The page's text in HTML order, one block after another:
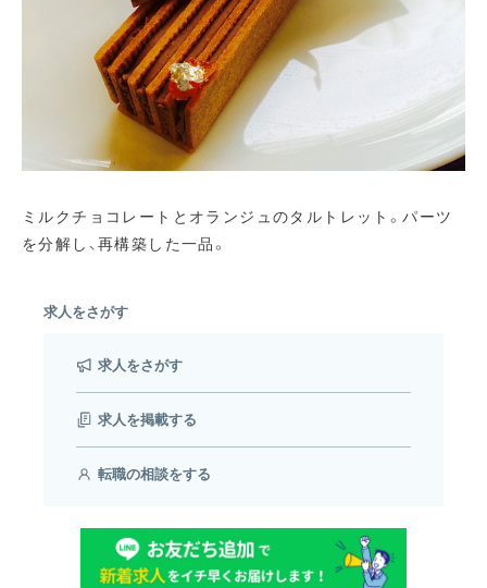
ミルクチョコレートとオランジュのタルトレット。パーツ
を分解し、再構築した一品。
求人をさがす
求人をさがす
求人を掲載する
転職の相談をする